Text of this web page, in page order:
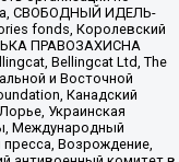
СВОБОДНЫЙ ИДЕЛЬ-
fonds, Королевский
ПРАВОЗАХИСНА
Bellingcat Ltd, The
и Восточной
Канадский
Украинская
Международный
Возрождение,